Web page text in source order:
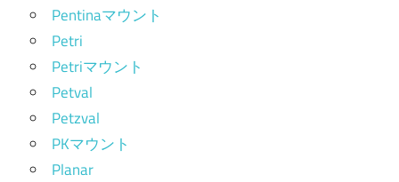
Pentinaマウント
Petri
Petriマウント
Petval
Petzval
PKマウント
Planar